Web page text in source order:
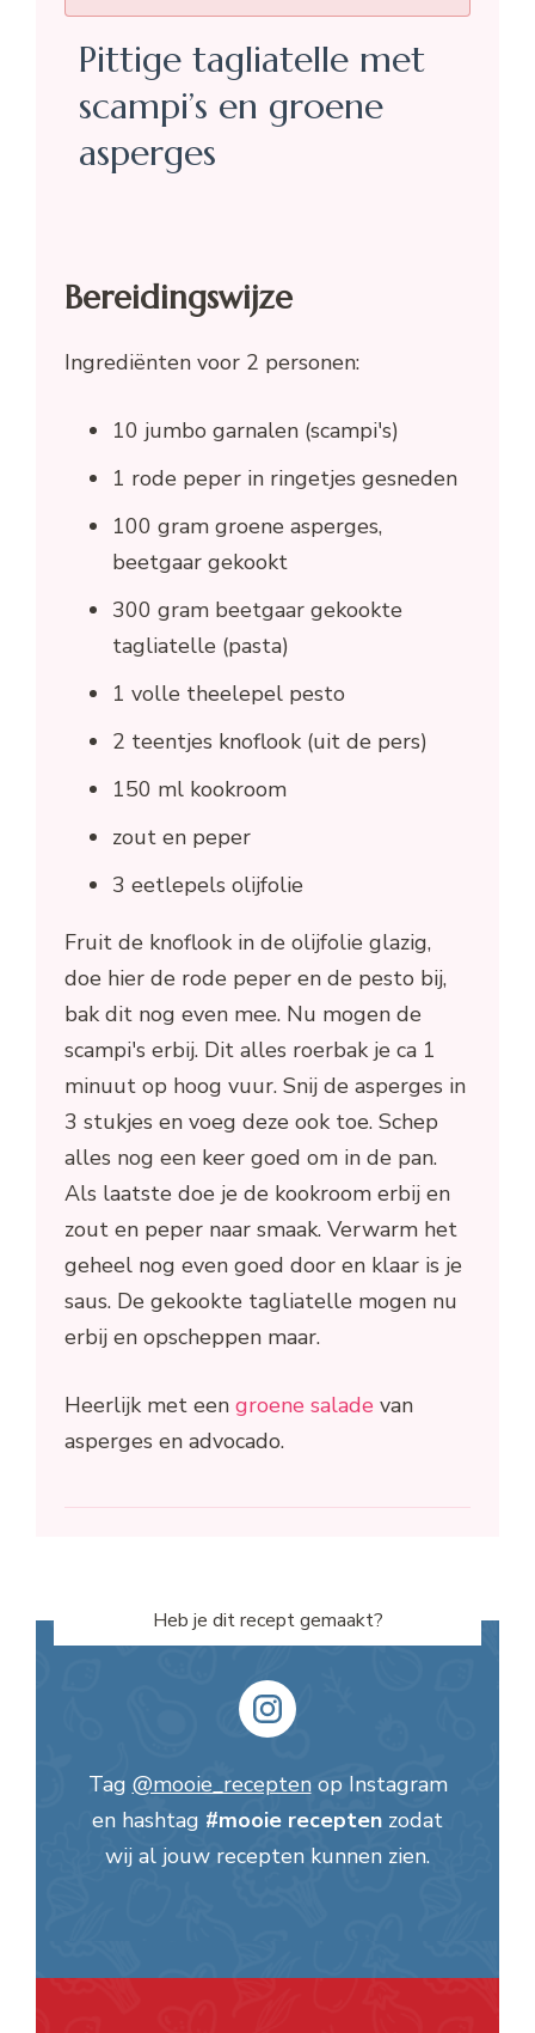
Pittige tagliatelle met
scampi’s en groene
asperges
Bereidingswijze
Ingrediënten voor 2 personen:
10 jumbo garnalen (scampi's)
1 rode peper in ringetjes gesneden
100 gram groene asperges,
beetgaar gekookt
300 gram beetgaar gekookte
tagliatelle (pasta)
1 volle theelepel pesto
2 teentjes knoflook (uit de pers)
150 ml kookroom
zout en peper
3 eetlepels olijfolie
Fruit de knoflook in de olijfolie glazig,
doe hier de rode peper en de pesto bij,
bak dit nog even mee. Nu mogen de
scampi's erbij. Dit alles roerbak je ca 1
minuut op hoog vuur. Snij de asperges in
3 stukjes en voeg deze ook toe. Schep
alles nog een keer goed om in de pan.
Als laatste doe je de kookroom erbij en
zout en peper naar smaak. Verwarm het
geheel nog even goed door en klaar is je
saus. De gekookte tagliatelle mogen nu
erbij en opscheppen maar.
Heerlijk met een groene salade van
asperges en advocado.
Heb je dit recept gemaakt?
Tag @mooie_receptenop Instagram
en hashtag #mooie recepten zodat
wij al jouw recepten kunnen zien.